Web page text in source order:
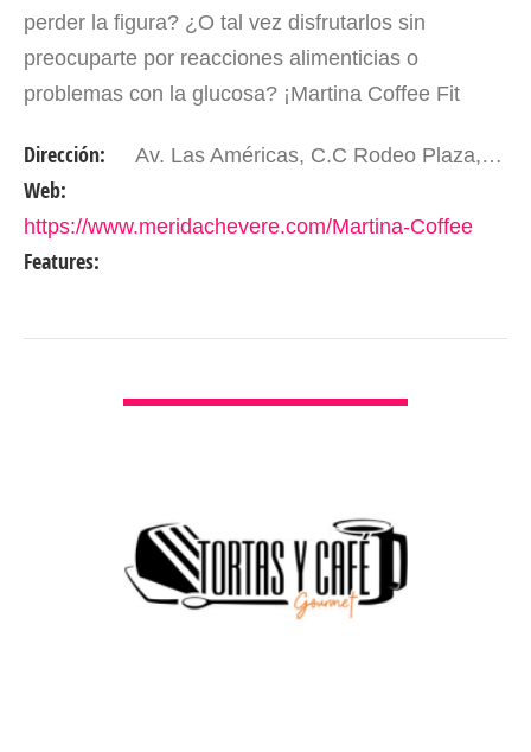
perder la figura? ¿O tal vez disfrutarlos sin
preocuparte por reacciones alimenticias o
problemas con la glucosa? ¡Martina Coffee Fit
especializa en…
Dirección: Av. Las Américas, C.C Rodeo Plaza, Nivel 4 Local M4-45 Mérida- Edo. Mérida. Venezuela
Web:
https://www.meridachevere.com/Martina-Coffee
Features: